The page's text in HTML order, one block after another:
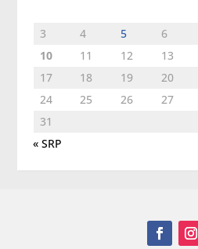
3
4 5 6
10
11 12 13
17
18 19 20
24
25 26 27
31
« SRP